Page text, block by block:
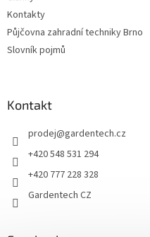
Kontakty
Půjčovna zahradní techniky Brno
Slovník pojmů
Kontakt
prodej@gardentech.cz
+420 548 531 294
+420 777 228 328
Gardentech CZ